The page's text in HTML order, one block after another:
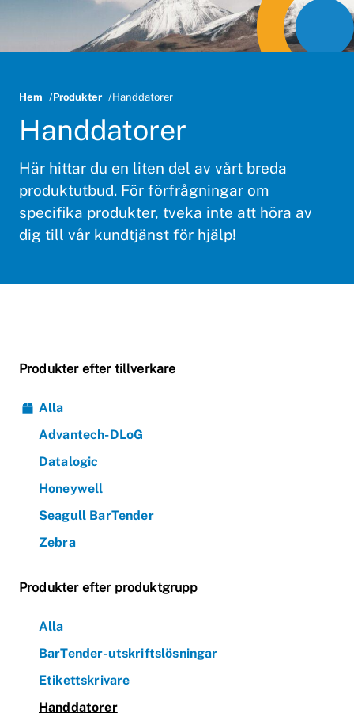
Hem Produkter Handdatorer
Handdatorer
Här hittar du en liten del av vårt breda
produktutbud. För förfrågningar om
specifika produkter, tveka inte att höra av
dig till vår kundtjänst för hjälp!
Produkter efter tillverkare
Alla
Advantech-DLoG
Datalogic
Honeywell
Seagull BarTender
Zebra
Produkter efter produktgrupp
Alla
BarTender-utskriftslösningar
Etikettskrivare
Handdatorer